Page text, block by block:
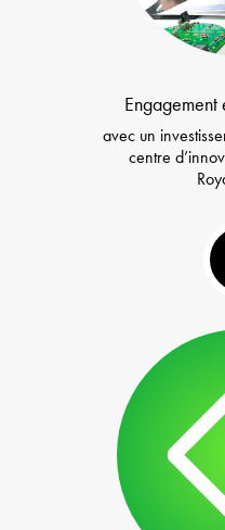
Engagement
avec un
centre